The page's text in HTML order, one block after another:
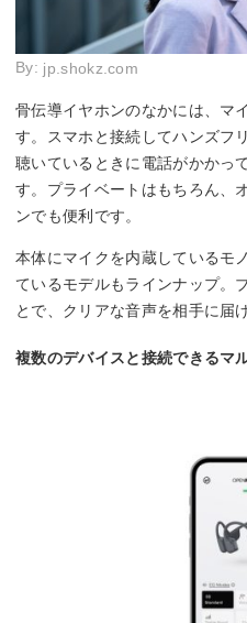
By: jp.shokz.com
骨伝導イヤホンのなかには、マ
す。スマホと接続してハンズフ
聴いているときに電話がかかっ
す。プライベートはもちろん、
ンでも便利です。
本体にマイクを内蔵しているモ
ているモデルもラインナップ。
とで、クリアな音声を相手に届
複数のデバイスと接続できるマ